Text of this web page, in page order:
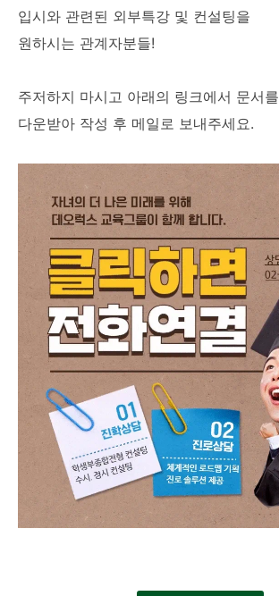
입시와 관련된 외부특강 및 컨설팅을
원하시는 관계자분들!
주저하지 마시고 아래의 링크에서 문서를
다운받아 작성 후 메일로 보내주세요.